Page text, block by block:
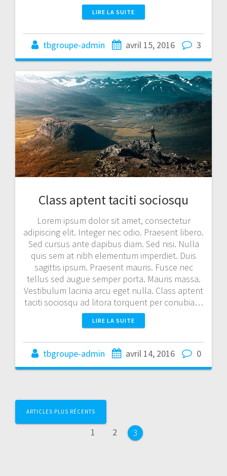
LIRE LA SUITE
tbgroupe-admin avril 15, 2016 3
Class aptent taciti sociosqu
Lorem ipsum dolor sit amet, consectetur
adipiscing elit. Integer nec odio. Praesent libero.
Sed cursus ante dapibus diam. Sed nisi. Nulla
quis sem at nibh elementum imperdiet. Duis
sagittis ipsum. Praesent mauris. Fusce nec
tellus sed augue semper porta. Mauris massa.
Vestibulum lacinia arcu eget nulla. Class aptent
taciti sociosqu ad litora torquent per conubia…
LIRE LA SUITE
tbgroupe-admin avril 14, 2016 0
Navigation
au
ARTICLES PLUS RÉCENTS
Page
1 Page
2 Page
3